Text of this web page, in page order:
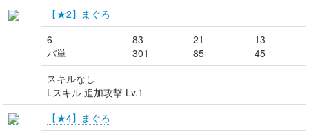
【★2】まぐろ
6
バ単
83
301
21
85
13
45
スキルなし
Lスキル 追加攻撃 Lv.1
【★4】まぐろ